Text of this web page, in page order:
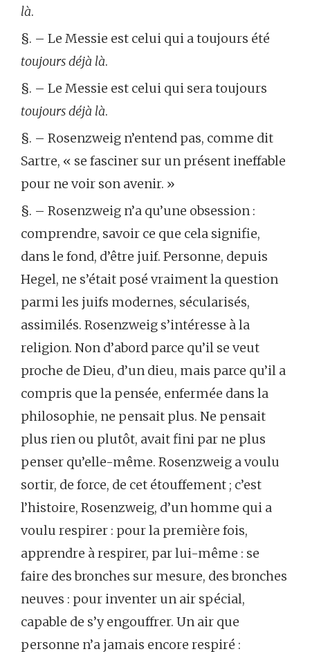
là.
§. – Le Messie est celui qui a toujours été
toujours déjà là.
§. – Le Messie est celui qui sera toujours
toujours déjà là.
§. – Rosenzweig n’entend pas, comme dit
Sartre, « se fasciner sur un présent ineffable
pour ne voir son avenir. »
§. – Rosenzweig n’a qu’une obsession :
comprendre, savoir ce que cela signifie,
dans le fond, d’être juif. Personne, depuis
Hegel, ne s’était posé vraiment la question
parmi les juifs modernes, sécularisés,
assimilés. Rosenzweig s’intéresse à la
religion. Non d’abord parce qu’il se veut
proche de Dieu, d’un dieu, mais parce qu’il a
compris que la pensée, enfermée dans la
philosophie, ne pensait plus. Ne pensait
plus rien ou plutôt, avait fini par ne plus
penser qu’elle-même. Rosenzweig a voulu
sortir, de force, de cet étouffement ; c’est
l’histoire, Rosenzweig, d’un homme qui a
voulu respirer : pour la première fois,
apprendre à respirer, par lui-même : se
faire des bronches sur mesure, des bronches
neuves : pour inventer un air spécial,
capable de s’y engouffrer. Un air que
personne n’a jamais encore respiré :